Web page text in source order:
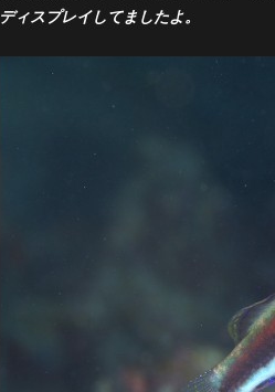
ディスプレイしてましたよ。